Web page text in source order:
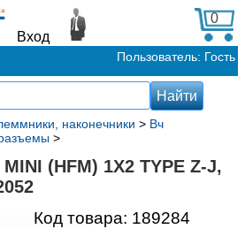
Вход
0
Пользователь: Гость
наконечники > Вч
>
(HFM) 1X2 TYPE Z-J,
Код товара: 189284